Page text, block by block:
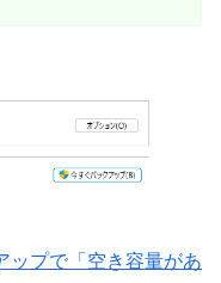
ップで「空き容量があ